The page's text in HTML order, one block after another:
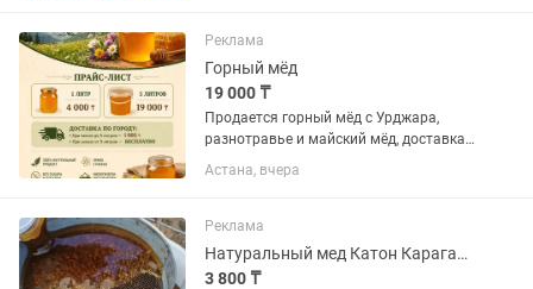
Реклама
Горный мёд
19 000 ₸
Продается горный мёд с Урджара,
разнотравье и майский мёд, доставка
по городу. Чистый и натуральный мёд.
Есть скидка.
Астана, вчера
Реклама
Натуральный мед Катон Карагай ВКО гарантия 100%
3 800 ₸